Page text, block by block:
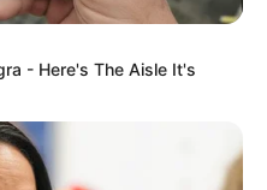
- Here's The Aisle It's